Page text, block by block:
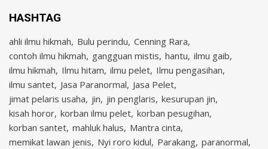
HASHTAG
ahli ilmu hikmah Bulu perindu Cenning Rara
contoh ilmu hikmah gangguan mistis hantu ilmu gaib
ilmu hikmah Ilmu hitam ilmu pelet Ilmu pengasihan
ilmu santet Jasa Paranormal Jasa Pelet
jimat pelaris usaha jin jin penglaris kesurupan jin
kisah horor korban ilmu pelet korban pesugihan
korban santet mahluk halus Mantra cinta
memikat lawan jenis Nyi roro kidul Parakang paranormal